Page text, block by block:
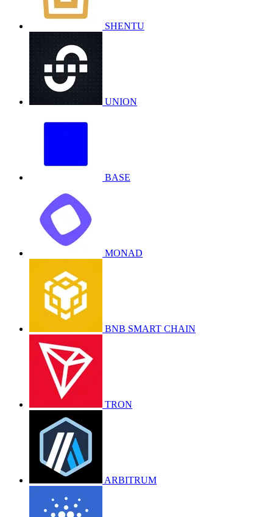
SHENTU
UNION
BASE
MONAD
BNB SMART CHAIN
TRON
ARBITRUM